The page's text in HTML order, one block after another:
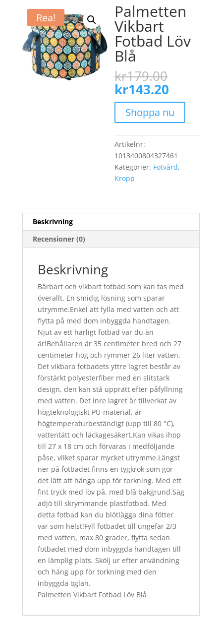
Rea! Palmetten
Vikbart
Fotbad Löv
Blå
kr179.00
priset
var:
kr143.20
priset
är:
Shoppa nu
Artikelnr:
1013400804327461
Kategorier: Fotvård,
Kropp
Beskrivning
Recensioner (0)
Beskrivning
Bärbart och vikbart fotbad som kan tas med
överallt. En smidig lösning som sparar
utrymme.Enkel att fylla med vatten och att
flytta på med dom inbyggda handtagen.
Njut av ett härligt fotbad var du än
är!Behållaren är 35 centimeter bred och 27
centimeter hög och rymmer 26 liter vatten.
Det vikbara fotbadets yttre lagret består av
förstärkt polyesterfiber med en slitstark
design, den kan stå upprätt efter påfyllning
med vatten. Det inre lagret är tillverkat av
högteknologiskt PU-material, är
högtemperaturbeständigt (upp till 80 °C),
vattentätt och läckagesäkert.Kan vikas ihop
till 27 x 18 cm och förvaras i medföljande
påse, vilket sparar mycket utrymme.Längst
ner på fotbadet finns en tygkrok som gör
det lätt att hänga upp för torkning. Med ett
fint tryck med löv på, med blå bakgrund.Säg
adjö till skrymmande plastfotbad. Med
detta fotbad kan du blötlägga dina fötter
var som helst!Fyll fotbadet till ungefär 2/3
med vatten, max 80 grader, flytta sedan
fotbadet med dom inbyggda handtagen till
en lämplig plats. Skölj ur efter användning
och häng upp för torkning med den
inbyggda öglan.
Palmetten Vikbart Fotbad Löv Blå